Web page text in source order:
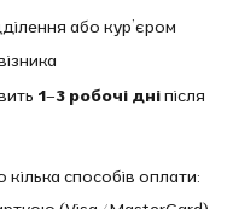
або кур’єром
1–3 робочі дніпісля
способів оплати: